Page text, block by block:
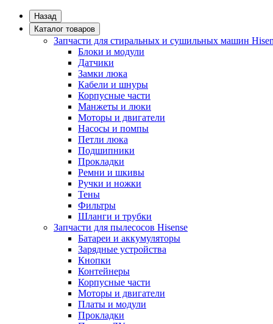
Назад
Каталог товаров
Запчасти для стиральных и сушильных машин
Блоки и модули
Датчики
Замки люка
Кабели и шнуры
Корпусные части
Манжеты и люки
Моторы и двигатели
Насосы и помпы
Петли люка
Подшипники
Прокладки
Ремни и шкивы
Ручки и ножки
Тены
Фильтры
Шланги и трубки
Запчасти для пылесосов Hisense
Батареи и аккумуляторы
Зарядные устройства
Кнопки
Контейнеры
Корпусные части
Моторы и двигатели
Платы и модули
Прокладки